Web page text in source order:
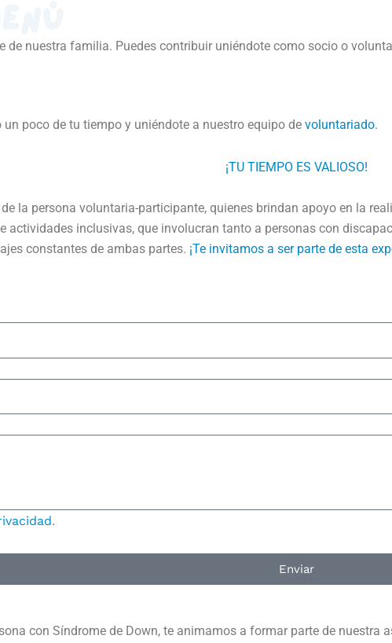
de nuestra familia. Puedes contribuir uniéndote como socio o
poco de tu tiempo y uniéndote a nuestro equipo de voluntariado.
¡TU TIEMPO ES VALIOSO!
la persona voluntaria-participante, quienes brindan apoyo en la
actividades inclusivas, que involucran tanto a personas con
constantes de ambas partes. ¡Te invitamos a ser parte de esta
.
Enviar
con Síndrome de Down, te animamos a formar parte de nuestra